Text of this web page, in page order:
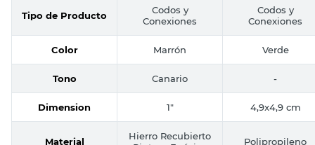
Tipo de Producto
Codos y
Conexiones
Codos y
Conexiones
Color Marrón Verde
Tono Canario -
Dimension 1" 4,9x4,9 cm
Material
Hierro Recubierto
Polipropileno